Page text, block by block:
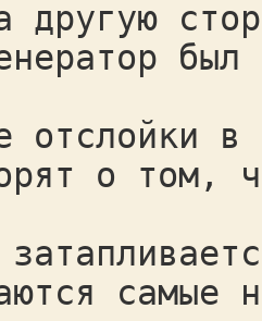
другую
отслойки в
о том,